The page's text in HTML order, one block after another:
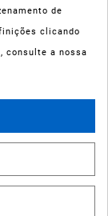
pelo INFARMED
Não
saúde e bem-estar
Não Sujeitos a
de Gaia.
de
clicando
consulte a nossa